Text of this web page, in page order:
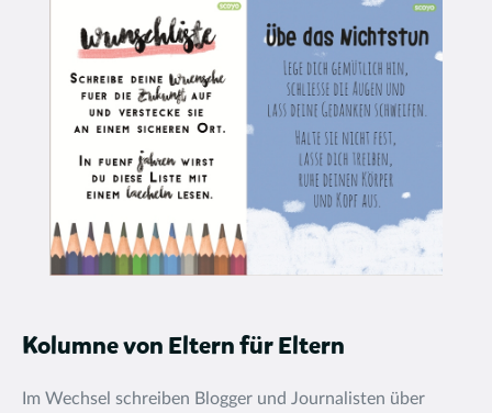
Kolumne von Eltern für Eltern
Im Wechsel schreiben Blogger und Journalisten über